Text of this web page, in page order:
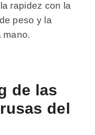
rapidez con la
peso y la
mano.
de las
del